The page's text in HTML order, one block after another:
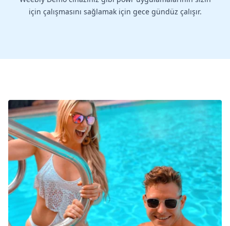
için çalışmasını sağlamak için gece gündüz çalışır.